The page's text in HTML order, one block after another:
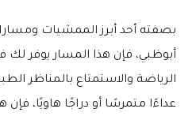
بصفته أحد أبرز الممشيات
أبوظبي، فإن هذا المسار يوفر
الرياضة والاستمتاع بالمناظر
عداءًا متمرسًا أو دراجًا هاويًا،